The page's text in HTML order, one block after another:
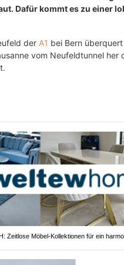
Dafür kommt es zu einer
der A1 bei Bern
vom Neufeldtunnel her
Zeitlose Möbel-Kollektionen für ein